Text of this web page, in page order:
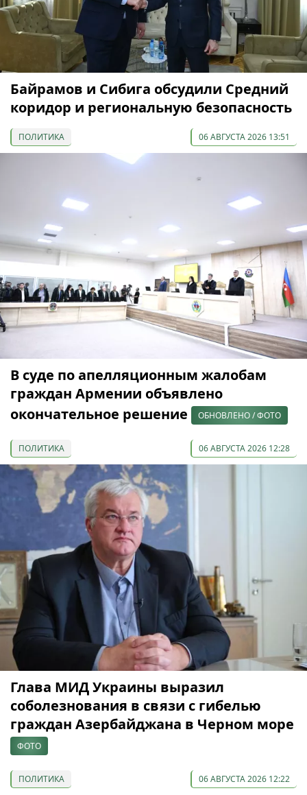
Байрамов и Сибига обсудили Средний
коридор и региональную безопасность
ПОЛИТИКА 06 АВГУСТА 2026 13:51
В суде по апелляционным жалобам
граждан Армении объявлено
окончательное решение
ОБНОВЛЕНО / ФОТО
ПОЛИТИКА 06 АВГУСТА 2026 12:28
Глава МИД Украины выразил
соболезнования в связи с гибелью
граждан Азербайджана в Черном море
ФОТО
ПОЛИТИКА 06 АВГУСТА 2026 12:22